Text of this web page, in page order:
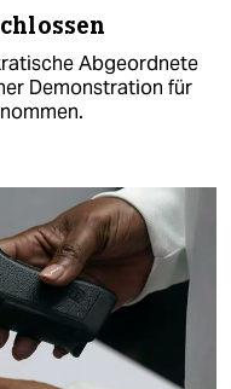
Abgeordnete
Demonstration für